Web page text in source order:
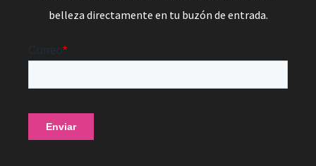
belleza directamente en tu buzón de entrada.